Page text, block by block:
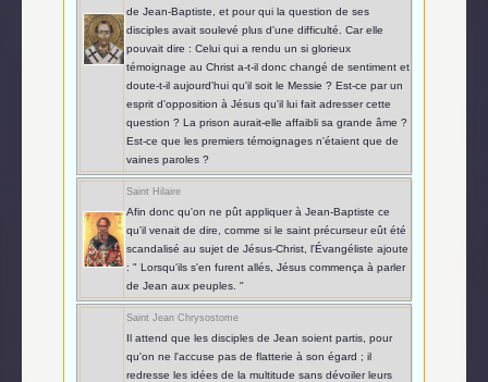
de Jean-Baptiste, et pour qui la question de ses
disciples avait soulevé plus d'une difficulté. Car elle
pouvait dire : Celui qui a rendu un si glorieux
témoignage au Christ a-t-il donc changé de sentiment et
doute-t-il aujourd'hui qu'il soit le Messie ? Est-ce par un
esprit d'opposition à Jésus qu'il lui fait adresser cette
question ? La prison aurait-elle affaibli sa grande âme ?
Est-ce que les premiers témoignages n'étaient que de
vaines paroles ?
Saint Hilaire
Afin donc qu'on ne pût appliquer à Jean-Baptiste ce
qu'il venait de dire, comme si le saint précurseur eût été
scandalisé au sujet de Jésus-Christ, l'Évangéliste ajoute
: " Lorsqu'ils s'en furent allés, Jésus commença à parler
de Jean aux peuples. "
Saint Jean Chrysostome
Il attend que les disciples de Jean soient partis, pour
qu'on ne l'accuse pas de flatterie à son égard ; il
redresse les idées de la multitude sans dévoiler leurs